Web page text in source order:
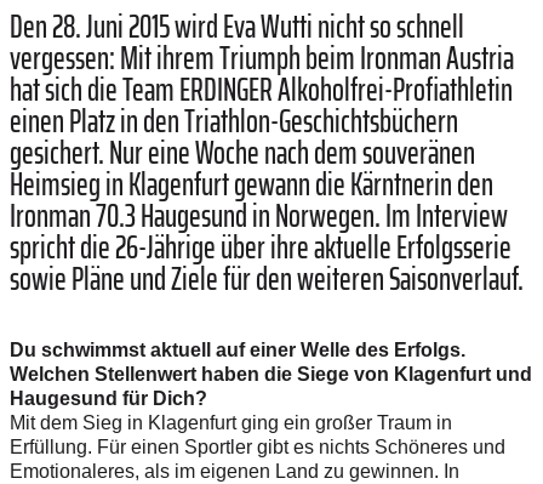
Den 28. Juni 2015 wird Eva Wutti nicht so schnell
vergessen: Mit ihrem Triumph beim Ironman Austria
hat sich die Team ERDINGER Alkoholfrei-Profiathletin
einen Platz in den Triathlon-Geschichtsbüchern
gesichert. Nur eine Woche nach dem souveränen
Heimsieg in Klagenfurt gewann die Kärntnerin den
Ironman 70.3 Haugesund in Norwegen. Im Interview
spricht die 26-Jährige über ihre aktuelle Erfolgsserie
sowie Pläne und Ziele für den weiteren Saisonverlauf.
Du schwimmst aktuell auf einer Welle des Erfolgs.
Welchen Stellenwert haben die Siege von Klagenfurt und
Haugesund für Dich?
Mit dem Sieg in Klagenfurt ging ein großer Traum in
Erfüllung. Für einen Sportler gibt es nichts Schöneres und
Emotionaleres, als im eigenen Land zu gewinnen. In